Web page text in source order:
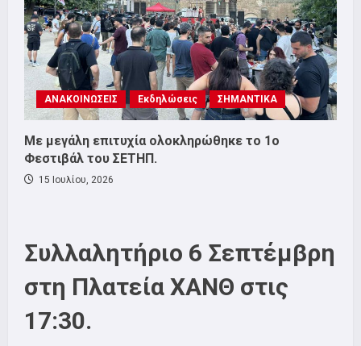
ΑΝΑΚΟΙΝΩΣΕΙΣ Εκδηλώσεις ΣΗΜΑΝΤΙΚΑ
Με μεγάλη επιτυχία ολοκληρώθηκε το 1ο
Φεστιβάλ του ΣΕΤΗΠ.
15 Ιουλίου, 2026
Συλλαλητήριο 6 Σεπτέμβρη
στη Πλατεία ΧΑΝΘ στις
17:30.